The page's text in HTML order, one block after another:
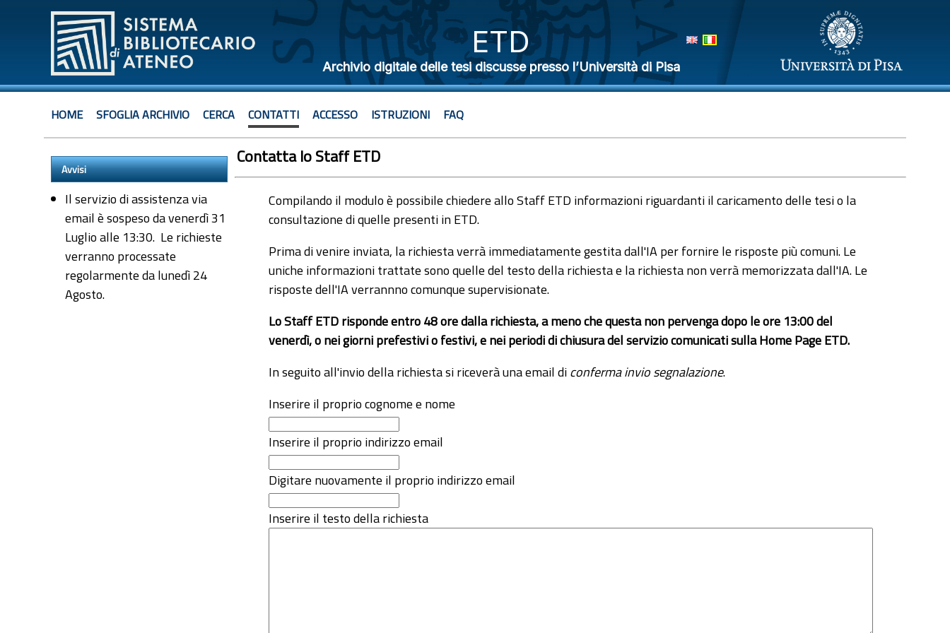
ETD
Archivio digitale delle tesi discusse presso l’Università di Pisa
HOME SFOGLIA ARCHIVIO CERCA CONTATTI ACCESSO ISTRUZIONI FAQ
Avvisi
Il servizio di assistenza via
email è sospeso da venerdì 31
Luglio alle 13:30. Le richieste
verranno processate
regolarmente da lunedì 24
Agosto.
Contatta lo Staff ETD
Compilando il modulo è possibile chiedere allo Staff ETD informazioni riguardanti il caricamento delle tesi o la
consultazione di quelle presenti in ETD.
Prima di venire inviata, la richiesta verrà immediatamente gestita dall'IA per fornire le risposte più comuni. Le
uniche informazioni trattate sono quelle del testo della richiesta e la richiesta non verrà memorizzata dall'IA. Le
risposte dell'IA verrannno comunque supervisionate.
Lo Staff ETD risponde entro 48 ore dalla richiesta, a meno che questa non pervenga dopo le ore 13:00 del
venerdì, o nei giorni prefestivi o festivi, e nei periodi di chiusura del servizio comunicati sulla Home Page ETD.
In seguito all'invio della richiesta si riceverà una email diconferma invio segnalazione.
Inserire il proprio cognome e nome
Inserire il proprio indirizzo email
Digitare nuovamente il proprio indirizzo email
Inserire il testo della richiesta